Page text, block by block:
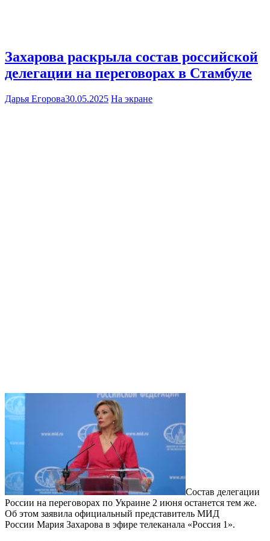
Захарова раскрыла состав российской
делегации на переговорах в Стамбуле
Дарья Егорова30.05.2025 На экране
Состав делегации
России на переговорах по Украине 2 июня останется тем же.
Об этом заявила официальный представитель МИД
России Мария Захарова в эфире телеканала «Россия 1».